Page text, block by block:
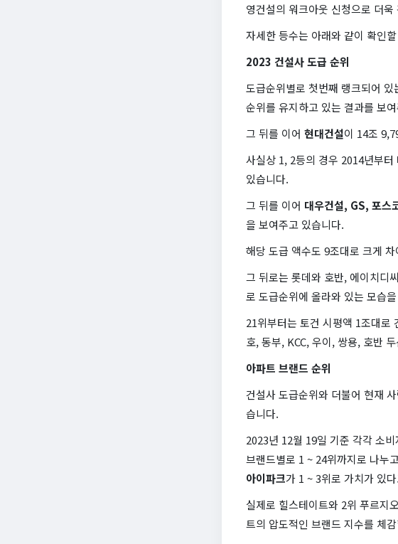
영건설의 워크아웃 신청으로 더
자세한 등수는 아래와 같이 확인
2023 건설사 도급 순위
도급순위별로 첫번째 랭크되어 있
순위를 유지하고 있는 결과를 보
그 뒤를 이어 현대건설이 14조
사실상 1, 2등의 경우 2014년부
있습니다.
그 뒤를 이어 대우건설, GS, 포스
을 보여주고 있습니다.
해당 도급 액수도 9조대로 크게
그 뒤로는 롯데와 호반, 에이치디
로 도급순위에 올라와 있는 모습
21위부터는 토건 시평액 1조대로
호, 동부, KCC, 우이, 쌍용, 호반
아파트 브랜드 순위
건설사 도급순위와 더불어 현재
습니다.
2023년 12월 19일 기준 각각 소
브랜드별로 1 ~ 24위까지로 나누
아이파크가 1 ~ 3위로 가치가 있
실제로 힐스테이트와 2위 푸르지
트의 압도적인 브랜드 지수를 체